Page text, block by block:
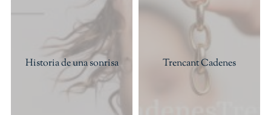
Historia de una sonrisa Trencant Cadenes